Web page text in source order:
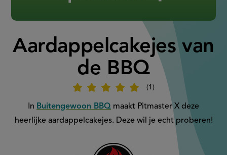
Aardappelcakejes van
de BBQ
1
Beoordeel
'Aardappelcakejes
van
de
BBQ
In Buitengewoon BBQ maakt Pitmaster X deze
heerlijke aardappelcakejes. Deze wil je echt proberen!
Aangeboden